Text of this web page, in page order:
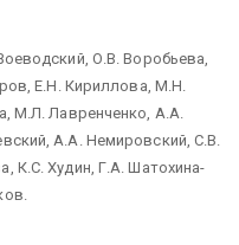
О.В. Воробьева,
Е.Н. Кириллова, М.Н.
М.Л. Лавренченко, А.А.
А.А. Немировский, С.В.
К.С. Худин, Г.А. Шатохина-